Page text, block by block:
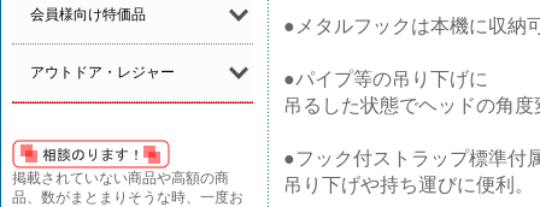
会員様向け特価品
アウトドア・レジャー
掲載されていない商品や高額の商
品、数がまとまりそうな時、一度お
●メタルフックは本機に収納
●パイプ等の吊り下げに
吊るした状態でヘッドの角
●フック付ストラップ標準付
吊り下げや持ち運びに便利。